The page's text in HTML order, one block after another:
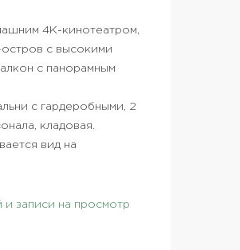
4К-кинотеатром,
с высокими
с панорамным
с гардеробными, 2
кладовая.
вид на
записи на просмотр